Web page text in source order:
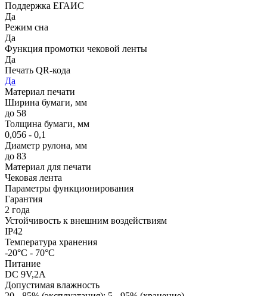
Поддержка ЕГАИС
Да
Режим сна
Да
Функция промотки чековой ленты
Да
Печать QR-кода
Да
Материал печати
Ширина бумаги, мм
до 58
Толщина бумаги, мм
0,056 - 0,1
Диаметр рулона, мм
до 83
Материал для печати
Чековая лента
Параметры функционирования
Гарантия
2 года
Устойчивость к внешним воздействиям
IP42
Температура хранения
-20°C - 70°C
Питание
DC 9V,2А
Допустимая влажность